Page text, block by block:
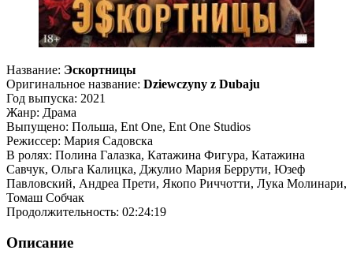
Название: Эскортницы
Оригинальное название: Dziewczyny z Dubaju
Год выпуска: 2021
Жанр: Драма
Выпущено: Польша, Ent One, Ent One Studios
Режиссер: Мария Садовска
В ролях: Полина Галазка, Катажина Фигура, Катажина
Савчук, Ольга Калицка, Джулио Мария Беррути, Юзеф
Павловский, Андреа Прети, Якопо Риччотти, Лука Молинари,
Томаш Собчак
Продолжительность: 02:24:19
Описание